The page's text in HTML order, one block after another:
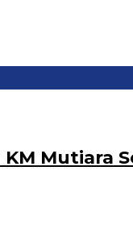
Mutiara